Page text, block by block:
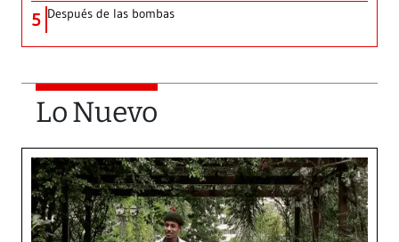
5 Después de las bombas
Lo Nuevo